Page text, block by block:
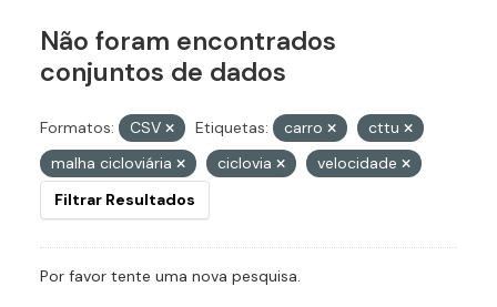
Não foram encontrados
conjuntos de dados
Formatos: CSV Etiquetas: carro
cttu
malha cicloviária
ciclovia
velocidade
Filtrar Resultados
Por favor tente uma nova pesquisa.